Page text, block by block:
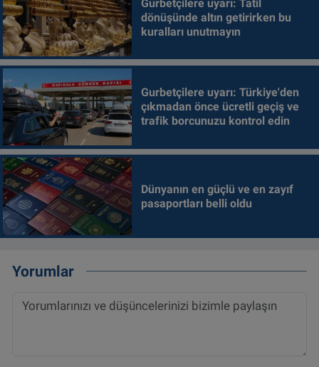
Gurbetçilere uyarı: Tatil
dönüşünde altın getirirken bu
kuralları unutmayın
Gurbetçilere uyarı: Türkiye'den
çıkmadan önce ücretli geçiş ve
trafik borcunuzu kontrol edin
Dünyanın en güçlü ve en zayıf
pasaportları belli oldu
Yorumlar